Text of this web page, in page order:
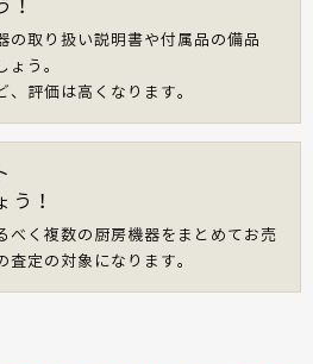
！
の取り扱い説明書や付属品の備品
う。
評価は高くなります。
う！
べく複数の厨房機器をまとめてお売
定の対象になります。